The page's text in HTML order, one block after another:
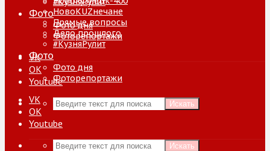
Фото
Фото дня
Фоторепортажи
VK
ОК
Youtube
Искать
НовоKUZнечане
Прямые вопросы
Дело прошлого
#КузняРулит
Фото
Фото дня
Фоторепортажи
VK
ОК
Youtube
Искать